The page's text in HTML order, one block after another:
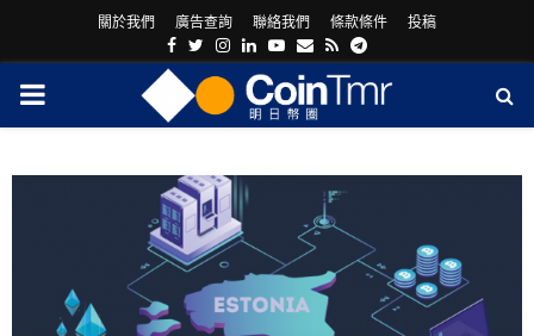
關於我們 廣告查詢 聯絡我們 條款條件 投稿
Facebook
Twitter
Instagram
LinkedinYoutube
Email
RssTelegram
PRIMARY